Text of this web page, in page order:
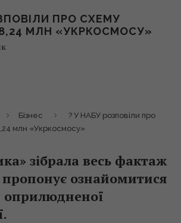
ПРО СХЕМУ
МЛН «УКРКОСМОСУ»
Бізнес
? У НАБУ розповіли про
млн «Укркосмосу»
зібрала весь фактаж
пропонує ознайомитися
оприлюдненої